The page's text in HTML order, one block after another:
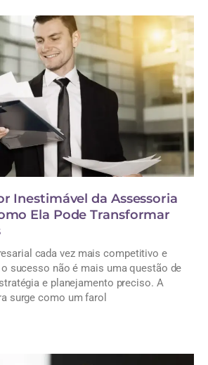
Inestimável da Assessoria
Ela Pode Transformar
cada vez mais competitivo e
sucesso não é mais uma questão de
e planejamento preciso. A
surge como um farol